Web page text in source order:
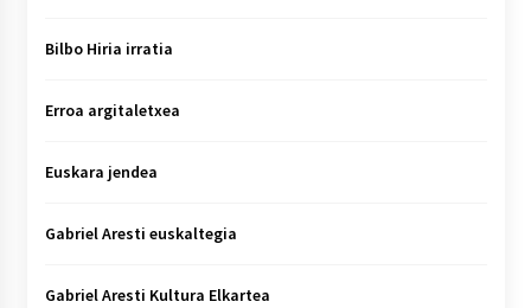
Bilbo Hiria irratia
Erroa argitaletxea
Euskara jendea
Gabriel Aresti euskaltegia
Gabriel Aresti Kultura Elkartea